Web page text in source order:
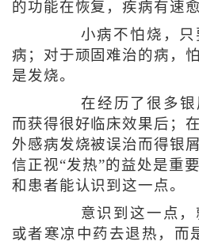
的功能在恢复，疾病有速愈
小病不怕烧，只
病；对于顽固难治的病，
是发烧。
在经历了很多银
而获得很好临床效果后；
外感病发烧被误治而得银
信正视“发热”的益处是重
和患者能认识到这一点。
意识到这一点，
或者寒凉中药去退热，而